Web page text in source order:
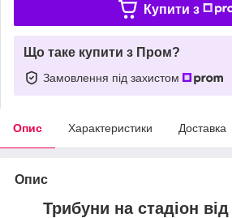
Купити з
Що таке купити з Пром?
Замовлення під захистом
Опис Характеристики Доставка
Опис
Трибуни на стадіон